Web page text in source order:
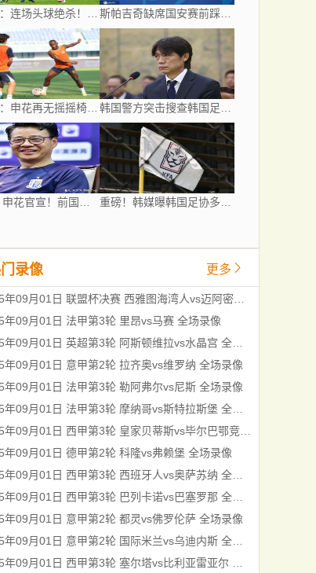
录像 更多
年09月01日 法甲第3轮 里昂vs马赛 全场录像
年09月01日 意甲第2轮 拉齐奥vs维罗纳 全场录像
年09月01日 法甲第3轮 勒阿弗尔vs尼斯 全场录像
年09月01日 德甲第2轮 科隆vs弗赖堡 全场录像
年09月01日 意甲第2轮 都灵vs佛罗伦萨 全场录像